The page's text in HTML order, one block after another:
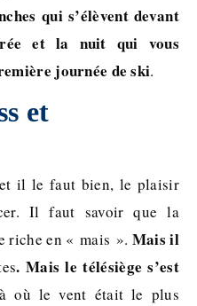
qui s’élèvent devant
et la nuit qui vous
journée de ski.
et
et il le faut bien, le plaisir
Il faut savoir que la
riche en « mais ». Mais il
. Mais le télésiège s’est
où le vent était le plus